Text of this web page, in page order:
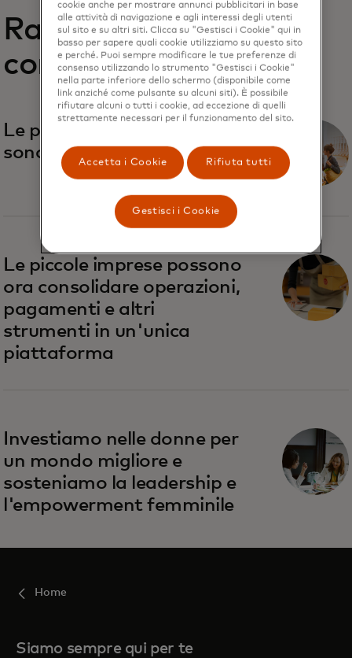
Rapporti
correlati
Le piccole e medie imprese
sono grandi imprese
Le piccole imprese possono
ora consolidare operazioni,
pagamenti e altri
strumenti in un'unica
piattaforma
Investiamo nelle donne per
un mondo migliore e
sosteniamo la leadership e
l'empowerment femminile
Home
Siamo sempre qui per te
cookie anche per mostrare annunci pubblicitari in base
alle attività di navigazione e agli interessi degli utenti
sul sito e su altri siti. Clicca su "Gestisci i Cookie" qui in
basso per sapere quali cookie utilizziamo su questo sito
e perché. Puoi sempre modificare le tue preferenze di
consenso utilizzando lo strumento "Gestisci i Cookie"
nella parte inferiore dello schermo (disponibile come
link anziché come pulsante su alcuni siti). È possibile
rifiutare alcuni o tutti i cookie, ad eccezione di quelli
strettamente necessari per il funzionamento del sito.
Accetta i Cookie Rifiuta tutti
Gestisci i Cookie